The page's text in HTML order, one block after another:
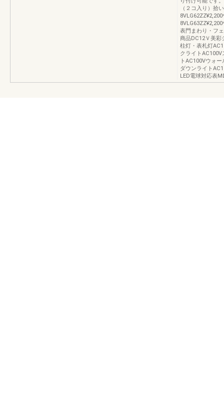
（２コ入り）
表門まわり・フ
商品DC12Ｖ美彩
柱灯・表札灯
クライト
トAC100Vウォ
ダウンライト
LED電球対応表